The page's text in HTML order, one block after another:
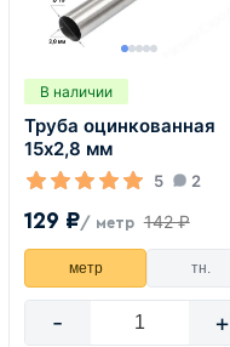
В наличии
Труба оцинкованная
15х2,8 мм
5 2
129 ₽/ метр 142 ₽
метр тн.
- +